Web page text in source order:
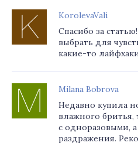
KorolevaVali
Спасибо за
выбрать для
какие-то
Milana Bobrova
Недавно купила
влажного бритья,
с одноразовыми,
раздражения.